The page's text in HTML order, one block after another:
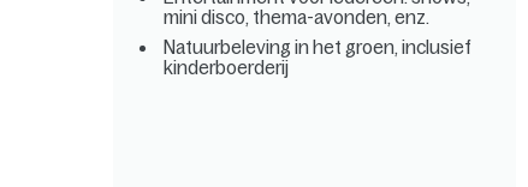
mini disco, thema-avonden, enz.
Natuurbeleving in het groen, inclusief
kinderboerderij